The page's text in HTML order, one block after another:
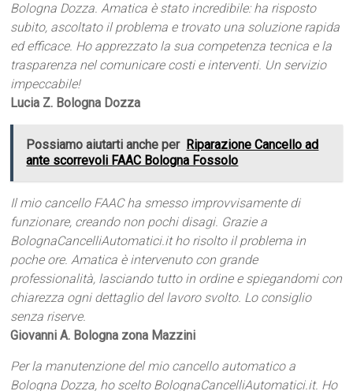
Bologna Dozza. Amatica è stato incredibile: ha risposto
subito, ascoltato il problema e trovato una soluzione rapida
ed efficace. Ho apprezzato la sua competenza tecnica e la
trasparenza nel comunicare costi e interventi. Un servizio
impeccabile!
Lucia Z. Bologna Dozza
Possiamo aiutarti anche per Riparazione Cancello ad
ante scorrevoli FAAC Bologna Fossolo
Il mio cancello FAAC ha smesso improvvisamente di
funzionare, creando non pochi disagi. Grazie a
BolognaCancelliAutomatici.it ho risolto il problema in
poche ore. Amatica è intervenuto con grande
professionalità, lasciando tutto in ordine e spiegandomi con
chiarezza ogni dettaglio del lavoro svolto. Lo consiglio
senza riserve.
Giovanni A. Bologna zona Mazzini
Per la manutenzione del mio cancello automatico a
Bologna Dozza, ho scelto BolognaCancelliAutomatici.it. Ho